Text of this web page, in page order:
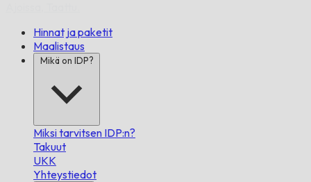
Hinnat ja paketit
Maalistaus
Mikä on IDP?
Miksi tarvitsen IDP:n?
Takuut
UKK
Yhteystiedot